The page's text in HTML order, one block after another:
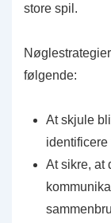
store spil.
følgende:
At skjule
identificere
At sikre, at